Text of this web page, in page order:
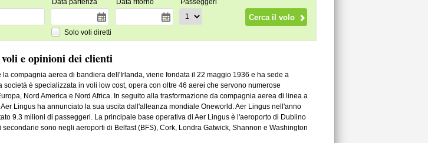
Data partenza Data ritorno Passeggeri
Solo voli diretti
e opinioni dei clienti
la compagnia aerea di bandiera dell'Irlanda, viene fondata il 22 maggio 1936 e ha sede a
società è specializzata in voli low cost, opera con oltre 46 aerei che servono numerose
Nord America e Nord Africa. In seguito alla trasformazione da compagnia aerea di linea a
Lingus ha annunciato la sua uscita dall'alleanza mondiale Oneworld. Aer Lingus nell'anno
9.3 milioni di passeggeri. La principale base operativa di Aer Lingus è l'aeroporto di Dublino
secondarie sono negli aeroporti di Belfast (BFS), Cork, Londra Gatwick, Shannon e Washington